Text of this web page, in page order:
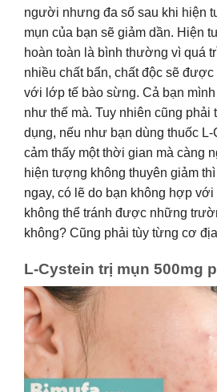
người nhưng đa số sau khi hiện
mụn của bạn sẽ giảm dần. Hiện
hoàn toàn là bình thường vì quá
nhiều chất bẩn, chất độc sẽ
với lớp tế bào sừng. Cả bạn
như thế mà. Tuy nhiên cũng
dụng, nếu như bạn dùng thuốc L-
cảm thấy một thời gian mà càng
hiện tượng không thuyên giảm
ngay, có lẽ do bạn không hợp với
không thể tránh được những
không? Cũng phải tùy từng cơ
L-Cystein trị mụn 500mg